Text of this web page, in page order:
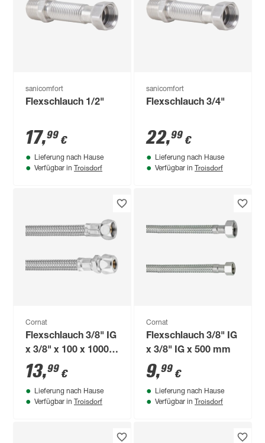
sanicomfort
Flexschlauch 1/2"
17,99 €
Lieferung nach Hause
Verfügbar in Troisdorf
sanicomfort
Flexschlauch 3/4"
22,99 €
Lieferung nach Hause
Verfügbar in Troisdorf
Cornat
Flexschlauch 3/8" IG
x 3/8" x 100 x 1000
mm
13,99 €
Lieferung nach Hause
Verfügbar in Troisdorf
Cornat
Flexschlauch 3/8" IG
x 3/8" IG x 500 mm
9,99 €
Lieferung nach Hause
Verfügbar in Troisdorf